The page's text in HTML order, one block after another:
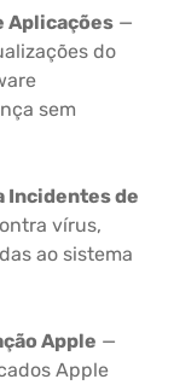
Aplicações —
do
sem
Incidentes de
vírus,
ao sistema
Apple —
Apple